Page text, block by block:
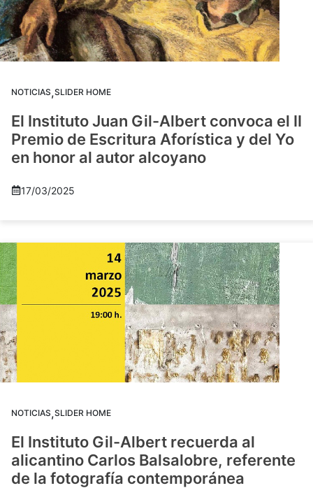
NOTICIAS,SLIDER HOME
El Instituto Juan Gil-Albert convoca el II
Premio de Escritura Aforística y del Yo
en honor al autor alcoyano
17/03/2025
NOTICIAS,SLIDER HOME
El Instituto Gil-Albert recuerda al
alicantino Carlos Balsalobre, referente
de la fotografía contemporánea